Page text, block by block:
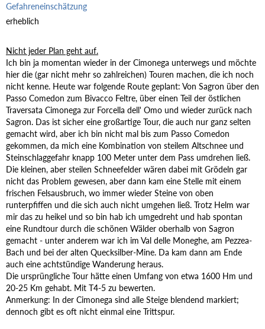
Gefahreneinschätzung
erheblich
Nicht jeder Plan geht auf.
Ich bin ja momentan wieder in der Cimonega unterwegs und möchte
hier die (gar nicht mehr so zahlreichen) Touren machen, die ich noch
nicht kenne. Heute war folgende Route geplant: Von Sagron über den
Passo Comedon zum Bivacco Feltre, über einen Teil der östlichen
Traversata Cimonega zur Forcella dell' Omo und wieder zurück nach
Sagron. Das ist sicher eine großartige Tour, die auch nur ganz selten
gemacht wird, aber ich bin nicht mal bis zum Passo Comedon
gekommen, da mich eine Kombination von steilem Altschnee und
Steinschlaggefahr knapp 100 Meter unter dem Pass umdrehen ließ.
Die kleinen, aber steilen Schneefelder wären dabei mit Grödeln gar
nicht das Problem gewesen, aber dann kam eine Stelle mit einem
frischen Felsausbruch, wo immer wieder Steine von oben
runterpfiffen und die sich auch nicht umgehen ließ. Trotz Helm war
mir das zu heikel und so bin hab ich umgedreht und hab spontan
eine Rundtour durch die schönen Wälder oberhalb von Sagron
gemacht - unter anderem war ich im Val delle Moneghe, am Pezzea-
Bach und bei der alten Quecksilber-Mine. Da kam dann am Ende
auch eine achtstündige Wanderung heraus.
Die ursprüngliche Tour hätte einen Umfang von etwa 1600 Hm und
20-25 Km gehabt. Mit T4-5 zu bewerten.
Anmerkung: In der Cimonega sind alle Steige blendend markiert;
dennoch gibt es oft nicht einmal eine Trittspur.